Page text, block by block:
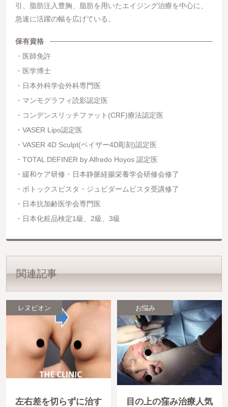
引、脂肪注入豊胸、脂肪を用いたエイジング治療を中心に、
急速に活躍の幅を広げている。
保有資格
医師免許
医学博士
日本外科学会外科専門医
マンモグラフィ読影認定医
コンデンスリッチファット(CRF)療法認定医
VASER Lipo認定医
VASER 4D Sculpt(ベイザー4D彫刻)認定医
TOTAL DEFINER by Alfredo Hoyos 認定医
緩和ケア研修・日本静脈経腸栄養学会研修会修了
ボトックスビスタ・ジュビダームビスタ受講修了
日本抗加齢医学会専門医
日本化粧品検定1級、2級、3級
関連記事
レヌビオン
左右差を切らずに治す
お悩み
目の上の窪み治療人気